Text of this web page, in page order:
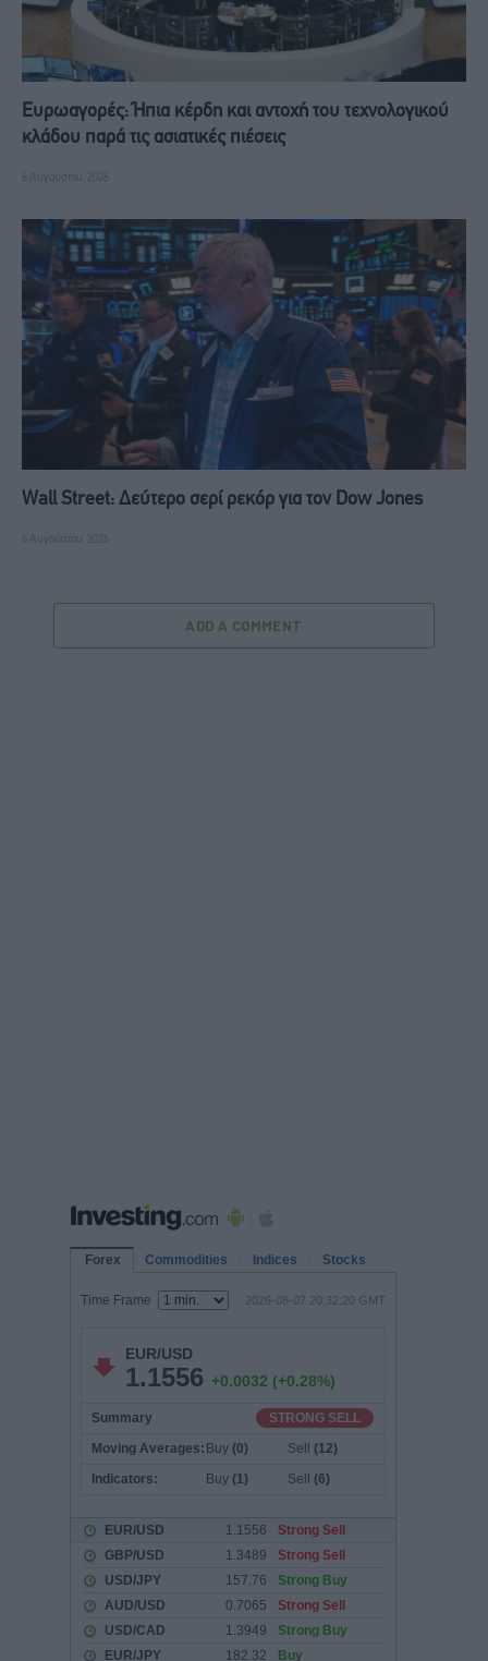
Ευρωαγορές: Ήπια κέρδη και αντοχή του τεχνολογικού
κλάδου παρά τις ασιατικές πιέσεις
6 Αυγούστου, 2026
Wall Street: Δεύτερο σερί ρεκόρ για τον Dow Jones
6 Αυγούστου, 2026
ADD A COMMENT